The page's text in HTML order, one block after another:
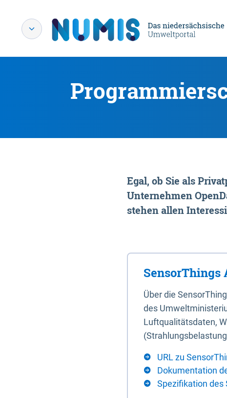
Egal, ob Sie als
Unternehmen
stehen allen
SensorThings
Über die
des
Luftqualitätsdaten,
URL zu
Dokumentation
Spezifikation des